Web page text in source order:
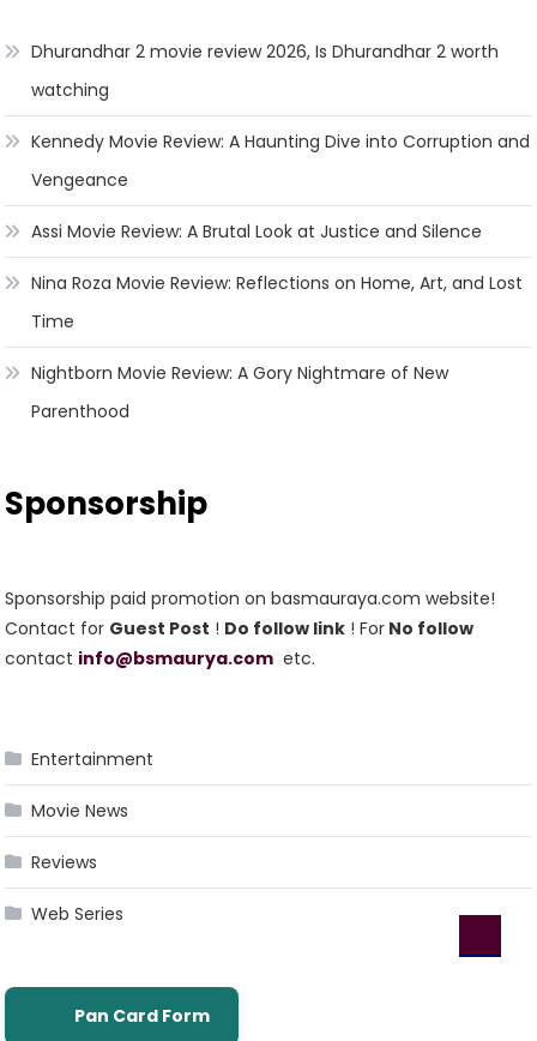
Dhurandhar 2 movie review 2026, Is Dhurandhar 2 worth
watching
Kennedy Movie Review: A Haunting Dive into Corruption and
Vengeance
Assi Movie Review: A Brutal Look at Justice and Silence
Nina Roza Movie Review: Reflections on Home, Art, and Lost
Time
Nightborn Movie Review: A Gory Nightmare of New
Parenthood
Sponsorship
Sponsorship paid promotion on basmauraya.com website!
Contact for Guest Post ! Do follow link ! For No follow
contact info@bsmaurya.com etc.
Entertainment
Movie News
Reviews
Web Series
Pan Card Form